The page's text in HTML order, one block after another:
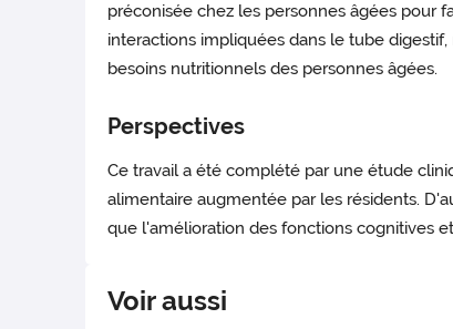
préconisée chez les personnes âgées pour
interactions impliquées dans le tube
besoins nutritionnels des personnes âgées.
Perspectives
Ce travail a été complété par une étude
alimentaire augmentée par les résidents.
que l'amélioration des fonctions cognitives
Voir aussi